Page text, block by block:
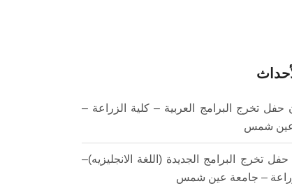
حفل تخرج البرامج العربية – كلية الزراعة –
عين شمس
حفل تخرج البرامج الجديدة (اللغة الانجليزيه)–
– جامعة عين شمس